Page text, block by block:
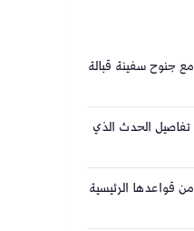
جنوح سفينة قبالة
قبل 81 عامًا: تفاصيل الحدث الذي
قواعدها الرئيسية